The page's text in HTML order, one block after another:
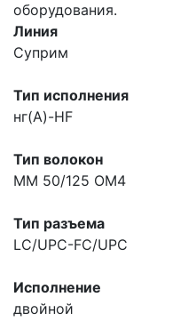
оборудования.
Линия
Суприм
Тип исполнения
нг(A)-HF
Тип волокон
MM 50/125 OM4
Тип разъема
LC/UPC-FC/UPC
Исполнение
двойной